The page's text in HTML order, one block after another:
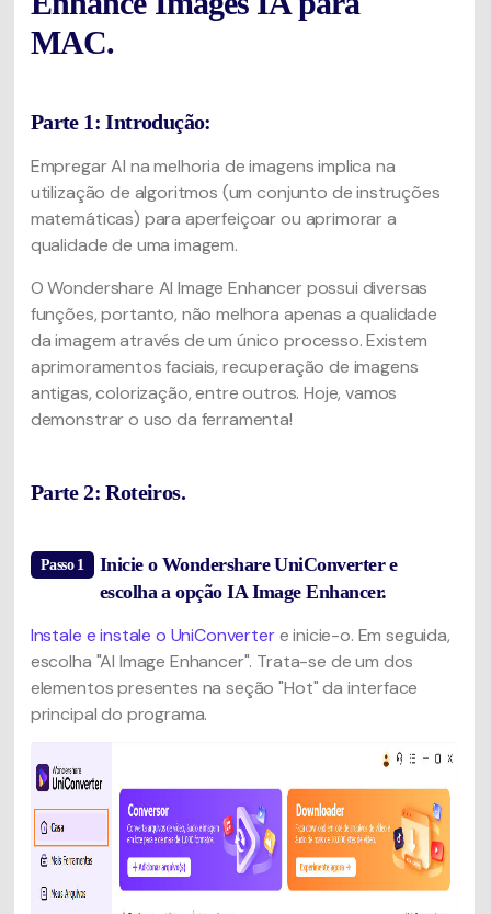
MAC.
Parte 1: Introdução:
Empregar AI na melhoria de imagens implica na
utilização de algoritmos (um conjunto de instruções
matemáticas) para aperfeiçoar ou aprimorar a
qualidade de uma imagem.
O Wondershare AI Image Enhancer possui diversas
funções, portanto, não melhora apenas a qualidade
da imagem através de um único processo. Existem
aprimoramentos faciais, recuperação de imagens
antigas, colorização, entre outros. Hoje, vamos
demonstrar o uso da ferramenta!
Parte 2: Roteiros.
Passo 1
Inicie o Wondershare UniConverter e
escolha a opção IA Image Enhancer.
Instale e instale o UniConvertere inicie-o. Em seguida,
escolha "AI Image Enhancer". Trata-se de um dos
elementos presentes na seção "Hot" da interface
principal do programa.